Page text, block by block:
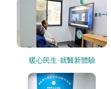
暖心民生·就醫新體驗